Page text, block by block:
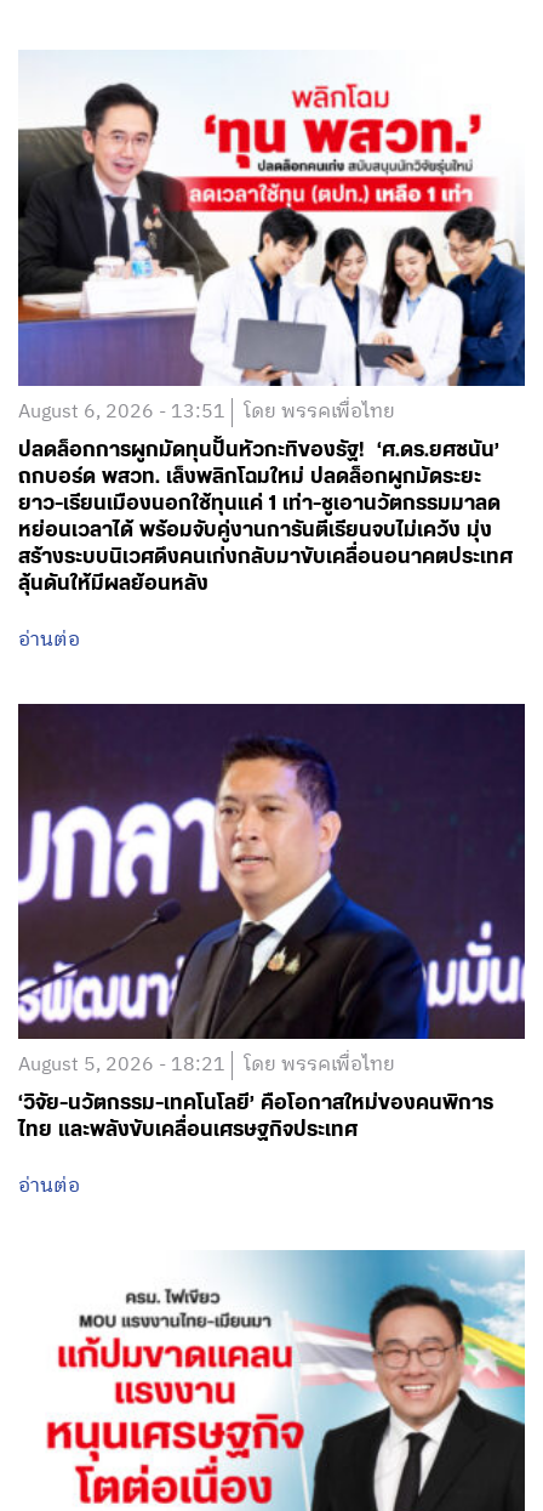
August 6, 2026 - 13:51 โดย พรรคเพื่อไทย
ปลดล็อกการผูกมัดทุนปั้นหัวกะทิของรัฐ! ‘ศ.ดร.ยศชนัน’
ถกบอร์ด พสวท. เล็งพลิกโฉมใหม่ ปลดล็อกผูกมัดระยะ
ยาว-เรียนเมืองนอกใช้ทุนแค่ 1 เท่า-ชูเอานวัตกรรมมาลด
หย่อนเวลาได้ พร้อมจับคู่งานการันตีเรียนจบไม่เคว้ง มุ่ง
สร้างระบบนิเวศดึงคนเก่งกลับมาขับเคลื่อนอนาคตประเทศ
ลุ้นดันให้มีผลย้อนหลัง
อ่านต่อ
August 5, 2026 - 18:21 โดย พรรคเพื่อไทย
‘วิจัย-นวัตกรรม-เทคโนโลยี’ คือโอกาสใหม่ของคนพิการ
ไทย และพลังขับเคลื่อนเศรษฐกิจประเทศ
อ่านต่อ